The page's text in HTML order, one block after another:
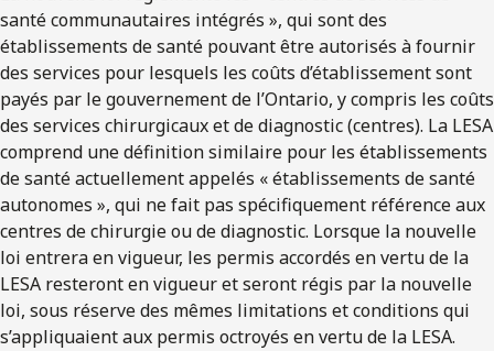
santé communautaires intégrés », qui sont des
établissements de santé pouvant être autorisés à fournir
des services pour lesquels les coûts d’établissement sont
payés par le gouvernement de l’Ontario, y compris les coûts
des services chirurgicaux et de diagnostic (centres). La LESA
comprend une définition similaire pour les établissements
de santé actuellement appelés « établissements de santé
autonomes », qui ne fait pas spécifiquement référence aux
centres de chirurgie ou de diagnostic. Lorsque la nouvelle
loi entrera en vigueur, les permis accordés en vertu de la
LESA resteront en vigueur et seront régis par la nouvelle
loi, sous réserve des mêmes limitations et conditions qui
s’appliquaient aux permis octroyés en vertu de la LESA.